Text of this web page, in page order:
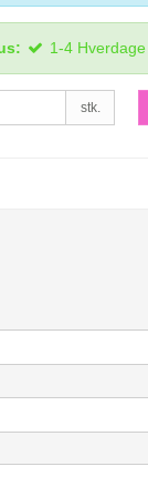
1-4 Hverdage
stk.